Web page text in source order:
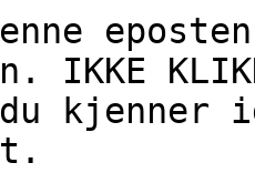
Denne
IKKE
du kjenner